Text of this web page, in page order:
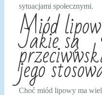
sytuacjami społecznymi.
Miód
Jakie są
jego
Choć miód lipowy ma